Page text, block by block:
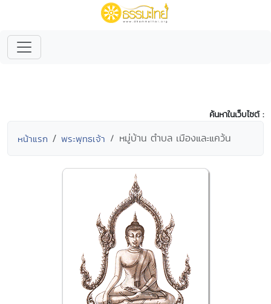
ค้นหาในเว็บไซต์ :
หน้าแรก พระพุทธเจ้า หมู่บ้าน ตำบล เมืองและแคว้น